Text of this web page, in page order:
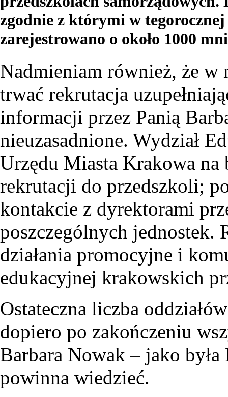
zgodnie z którymi w
zarejestrowano o około 1000
Nadmieniam również, że
trwać rekrutacja
informacji przez Panią
nieuzasadnione. Wydział
Urzędu Miasta Krakowa
rekrutacji do przedszkoli;
kontakcie z dyrektorami
poszczególnych jednostek.
działania promocyjne i
edukacyjnej krakowskich
Ostateczna liczba
dopiero po zakończeniu
Barbara Nowak – jako
powinna wiedzieć.